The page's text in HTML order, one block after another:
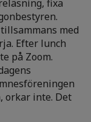
fixa
med
Efter lunch
på Zoom.
orkar inte. Det